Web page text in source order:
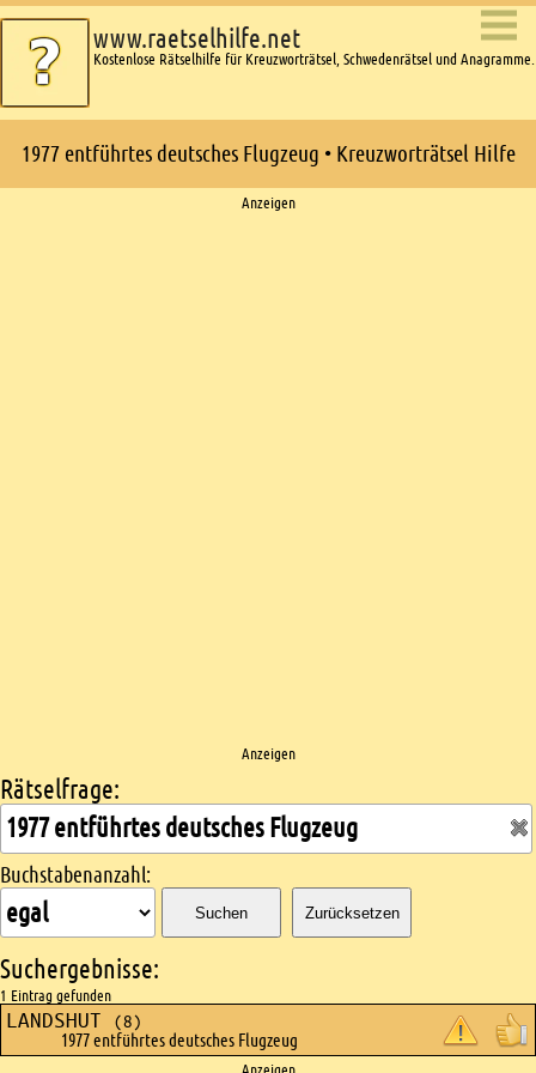
www.raetselhilfe.net
Kostenlose Rätselhilfe für Kreuzworträtsel, Schwedenrätsel und Anagramme.
1977 entführtes deutsches Flugzeug • Kreuzworträtsel Hilfe
Anzeigen
Anzeigen
Kreuzworträtsel suchen
Rätselfrage:
Buchstabenanzahl:
Suchen Zurücksetzen
Suchergebnisse:
1 Eintrag gefunden
LANDSHUT (8)
1977 entführtes deutsches Flugzeug